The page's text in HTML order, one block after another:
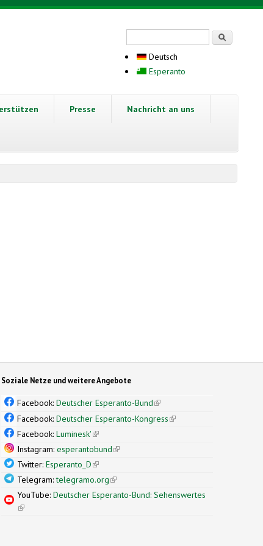
Deutsch
Esperanto
Presse Nachricht an uns
Soziale Netze und weitere Angebote
Facebook:Deutscher Esperanto-Bund(link is external)
Facebook:Deutscher Esperanto-Kongress(link is external)
Facebook:Luminesk'(link is external)
Instagram:esperantobund(link is external)
Twitter:Esperanto_D(link is external)
Telegram:telegramo.org(link is external)
YouTube:Deutscher Esperanto-Bund: Sehenswertes
(link is external)